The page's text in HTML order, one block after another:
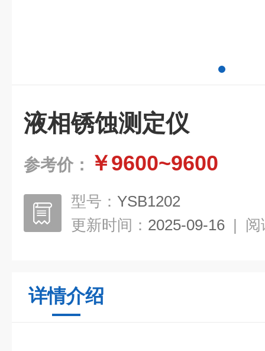
液相锈蚀测定仪
参考价： ￥9600~9600
型号： YSB1202
更新时间： 2025-09-16 | 阅
详情介绍